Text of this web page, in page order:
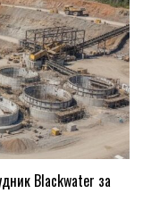
Blackwater за